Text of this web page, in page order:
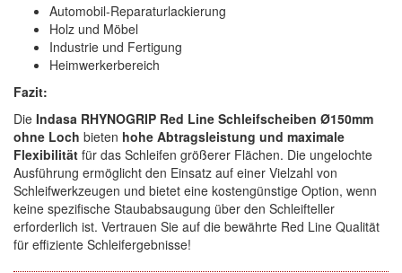
Automobil-Reparaturlackierung
Holz und Möbel
Industrie und Fertigung
Heimwerkerbereich
Fazit:
Die Indasa RHYNOGRIP Red Line Schleifscheiben Ø150mm
ohne Loch bieten hohe Abtragsleistung und maximale
Flexibilität für das Schleifen größerer Flächen. Die ungelochte
Ausführung ermöglicht den Einsatz auf einer Vielzahl von
Schleifwerkzeugen und bietet eine kostengünstige Option, wenn
keine spezifische Staubabsaugung über den Schleifteller
erforderlich ist. Vertrauen Sie auf die bewährte Red Line Qualität
für effiziente Schleifergebnisse!